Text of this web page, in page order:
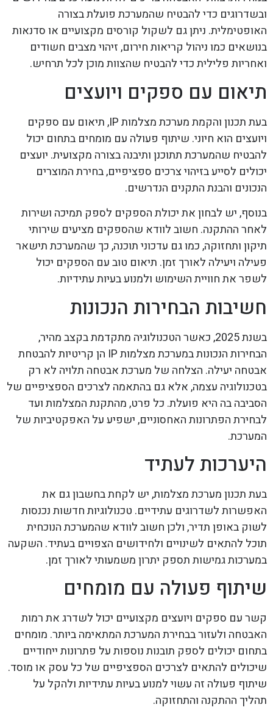
ובשדרוגים כדי להבטיח שהמערכת פועלת בצורה
האופטימלית. ניתן גם לשקול קורסים מקצועיים או סדנאות
בנושאים כמו ניהול קריאות חירום, זיהוי מצבים חשודים
ואחריות פלילית כדי להבטיח שהצוות מוכן לכל תרחיש.
תיאום עם ספקים ויועצים
בעת תכנון והקמת מערכת מצלמות IP, תיאום עם ספקים
ויועצים הוא חיוני. שיתוף פעולה עם מומחים בתחום יכול
להבטיח שהמערכת תתוכנן ותיבנה בצורה מקצועית. יועצים
יכולים לסייע בזיהוי צרכים ספציפיים, בחירת המוצרים
הנכונים והבנת התקנים הנדרשים.
בנוסף, יש לבחון את יכולת הספקים לספק תמיכה ושירות
לאחר ההתקנה. חשוב לוודא שהספקים מציעים שירותי
תיקון ותחזוקה, כמו גם עדכוני תוכנה, כך שהמערכת תישאר
פעילה ויעילה לאורך זמן. תיאום טוב עם הספקים יכול
לשפר את חוויית השימוש ולמנוע בעיות עתידיות.
חשיבות הבחירות הנכונות
בשנת 2025, כאשר הטכנולוגיה מתקדמת בקצב מהיר,
הבחירות הנכונות במערכת מצלמות IP הן קריטיות להבטחת
אבטחה יעילה. הצלחה של מערכת אבטחה תלויה לא רק
בטכנולוגיה עצמה, אלא גם בהתאמה לצרכים הספציפיים של
הסביבה בה היא פועלת. כל פרט, מהתקנת המצלמות ועד
לבחירת הפתרונות האחסוניים, ישפיע על האפקטיביות של
המערכת.
היערכות לעתיד
בעת תכנון מערכת מצלמות, יש לקחת בחשבון גם את
האפשרות לשדרוגים עתידיים. טכנולוגיות חדשות נכנסות
לשוק באופן תדיר, ולכן חשוב לוודא שהמערכת הנוכחית
תוכל להתאים לשינויים ולחידושים הצפויים בעתיד. השקעה
במערכות גמישות תספק יתרון משמעותי לאורך זמן.
שיתוף פעולה עם מומחים
קשר עם ספקים ויועצים מקצועיים יכול לשדרג את רמות
האבטחה ולעזור בבחירת המערכת המתאימה ביותר. מומחים
בתחום יכולים לספק תובנות נוספות על פתרונות ייחודיים
שיכולים להתאים לצרכים הספציפיים של כל עסק או מוסד.
שיתוף פעולה זה עשוי למנוע בעיות עתידיות ולהקל על
תהליך ההתקנה והתחזוקה.